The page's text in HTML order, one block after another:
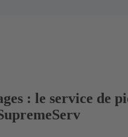
: le service de